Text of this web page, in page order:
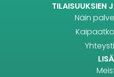
TILAISUUKSIEN
Näin